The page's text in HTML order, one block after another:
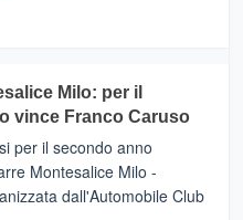
Milo: per il
vince Franco Caruso
per il secondo anno
Montesalice Milo -
dall'Automobile Club